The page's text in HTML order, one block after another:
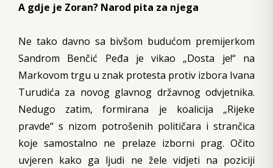
A gdje je Zoran? Narod pita za njega
Ne tako davno sa bivšom budućom premijerkom
Sandrom Benčić Peđa je vikao „Dosta je!“ na
Markovom trgu u znak protesta protiv izbora Ivana
Turudića za novog glavnog državnog odvjetnika.
Nedugo zatim, formirana je koalicija „Rijeke
pravde“ s nizom potrošenih političara i strančica
koje samostalno ne prelaze izborni prag. Očito
uvjeren kako ga ljudi ne žele vidjeti na poziciji